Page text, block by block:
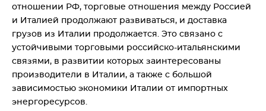
отношении РФ, торговые отношения между Россией
и Италией продолжают развиваться, и доставка
грузов из Италии продолжается. Это связано с
устойчивыми торговыми российско-итальянскими
связями, в развитии которых заинтересованы
производители в Италии, а также с большой
зависимостью экономики Италии от импортных
энергоресурсов.